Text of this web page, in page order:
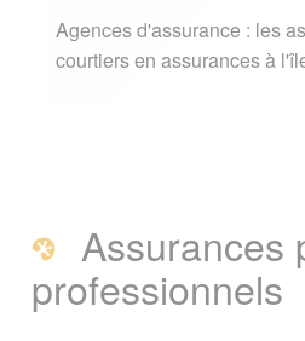
Agences d'assurance : les
courtiers en assurances à
Assurances
professionnels